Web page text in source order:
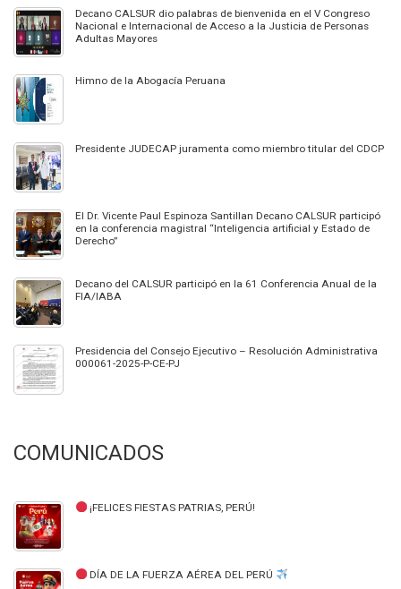
Decano CALSUR dio palabras de bienvenida en el V Congreso
Nacional e Internacional de Acceso a la Justicia de Personas
Adultas Mayores
Himno de la Abogacía Peruana
Presidente JUDECAP juramenta como miembro titular del CDCP
El Dr. Vicente Paul Espinoza Santillan Decano CALSUR participó
en la conferencia magistral “Inteligencia artificial y Estado de
Derecho”
Decano del CALSUR participó en la 61 Conferencia Anual de la
FIA/IABA
Presidencia del Consejo Ejecutivo – Resolución Administrativa
000061-2025-P-CE-PJ
COMUNICADOS
¡FELICES FIESTAS PATRIAS, PERÚ!
DÍA DE LA FUERZA AÉREA DEL PERÚ